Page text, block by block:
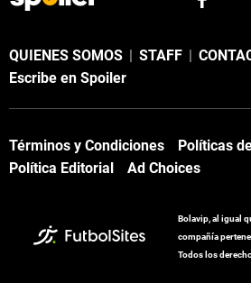
QUIENES SOMOS | STAFF |
Escribe en Spoiler
Términos y Condiciones
Políticas
Política Editorial
Ad Choices
Bolavip, al igual
compañía
Todos los